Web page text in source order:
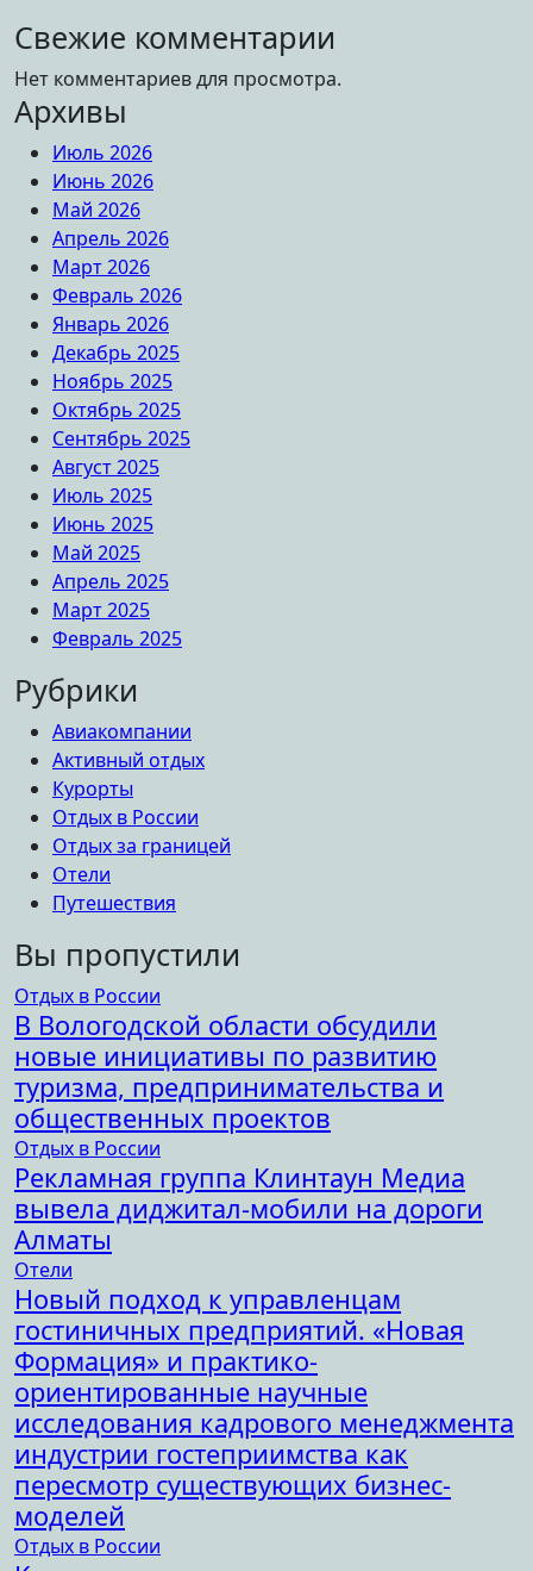
Свежие комментарии
Нет комментариев для просмотра.
Архивы
Июль 2026
Июнь 2026
Май 2026
Апрель 2026
Март 2026
Февраль 2026
Январь 2026
Декабрь 2025
Ноябрь 2025
Октябрь 2025
Сентябрь 2025
Август 2025
Июль 2025
Июнь 2025
Май 2025
Апрель 2025
Март 2025
Февраль 2025
Рубрики
Авиакомпании
Активный отдых
Курорты
Отдых в России
Отдых за границей
Отели
Путешествия
Вы пропустили
Отдых в России
В Вологодской области обсудили
новые инициативы по развитию
туризма, предпринимательства и
общественных проектов
Отдых в России
Рекламная группа Клинтаун Медиа
вывела диджитал-мобили на дороги
Алматы
Отели
Новый подход к управленцам
гостиничных предприятий. «Новая
Формация» и практико-
ориентированные научные
исследования кадрового менеджмента
индустрии гостеприимства как
пересмотр существующих бизнес-
моделей
Отдых в России